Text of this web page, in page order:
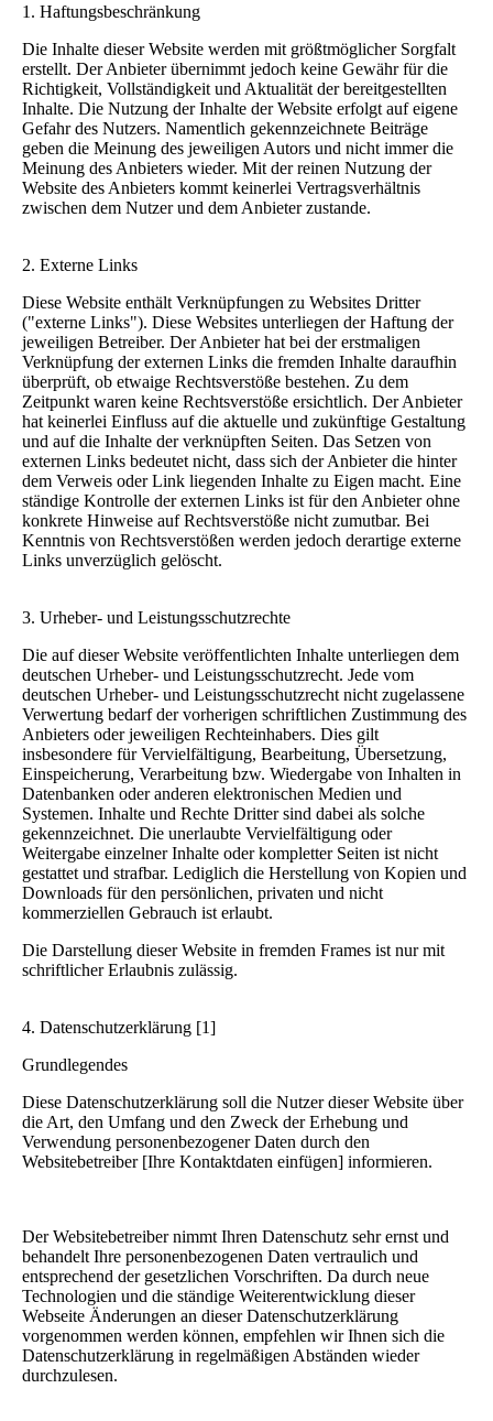
1. Haftungsbeschränkung
Die Inhalte dieser Website werden mit größtmöglicher Sorgfalt
erstellt. Der Anbieter übernimmt jedoch keine Gewähr für die
Richtigkeit, Vollständigkeit und Aktualität der bereitgestellten
Inhalte. Die Nutzung der Inhalte der Website erfolgt auf eigene
Gefahr des Nutzers. Namentlich gekennzeichnete Beiträge
geben die Meinung des jeweiligen Autors und nicht immer die
Meinung des Anbieters wieder. Mit der reinen Nutzung der
Website des Anbieters kommt keinerlei Vertragsverhältnis
zwischen dem Nutzer und dem Anbieter zustande.
2. Externe Links
Diese Website enthält Verknüpfungen zu Websites Dritter
("externe Links"). Diese Websites unterliegen der Haftung der
jeweiligen Betreiber. Der Anbieter hat bei der erstmaligen
Verknüpfung der externen Links die fremden Inhalte daraufhin
überprüft, ob etwaige Rechtsverstöße bestehen. Zu dem
Zeitpunkt waren keine Rechtsverstöße ersichtlich. Der Anbieter
hat keinerlei Einfluss auf die aktuelle und zukünftige Gestaltung
und auf die Inhalte der verknüpften Seiten. Das Setzen von
externen Links bedeutet nicht, dass sich der Anbieter die hinter
dem Verweis oder Link liegenden Inhalte zu Eigen macht. Eine
ständige Kontrolle der externen Links ist für den Anbieter ohne
konkrete Hinweise auf Rechtsverstöße nicht zumutbar. Bei
Kenntnis von Rechtsverstößen werden jedoch derartige externe
Links unverzüglich gelöscht.
3. Urheber- und Leistungsschutzrechte
Die auf dieser Website veröffentlichten Inhalte unterliegen dem
deutschen Urheber- und Leistungsschutzrecht. Jede vom
deutschen Urheber- und Leistungsschutzrecht nicht zugelassene
Verwertung bedarf der vorherigen schriftlichen Zustimmung des
Anbieters oder jeweiligen Rechteinhabers. Dies gilt
insbesondere für Vervielfältigung, Bearbeitung, Übersetzung,
Einspeicherung, Verarbeitung bzw. Wiedergabe von Inhalten in
Datenbanken oder anderen elektronischen Medien und
Systemen. Inhalte und Rechte Dritter sind dabei als solche
gekennzeichnet. Die unerlaubte Vervielfältigung oder
Weitergabe einzelner Inhalte oder kompletter Seiten ist nicht
gestattet und strafbar. Lediglich die Herstellung von Kopien und
Downloads für den persönlichen, privaten und nicht
kommerziellen Gebrauch ist erlaubt.
Die Darstellung dieser Website in fremden Frames ist nur mit
schriftlicher Erlaubnis zulässig.
4. Datenschutzerklärung [1]
Grundlegendes
Diese Datenschutzerklärung soll die Nutzer dieser Website über
die Art, den Umfang und den Zweck der Erhebung und
Verwendung personenbezogener Daten durch den
Websitebetreiber [Ihre Kontaktdaten einfügen] informieren.
Der Websitebetreiber nimmt Ihren Datenschutz sehr ernst und
behandelt Ihre personenbezogenen Daten vertraulich und
entsprechend der gesetzlichen Vorschriften. Da durch neue
Technologien und die ständige Weiterentwicklung dieser
Webseite Änderungen an dieser Datenschutzerklärung
vorgenommen werden können, empfehlen wir Ihnen sich die
Datenschutzerklärung in regelmäßigen Abständen wieder
durchzulesen.